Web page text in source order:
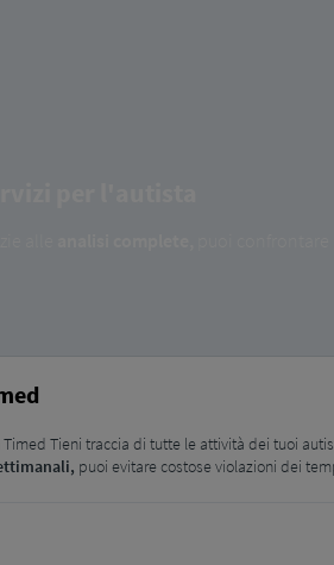
Timed Tieni traccia di tutte le attività dei tuoi
puoi evitare costose violazioni dei